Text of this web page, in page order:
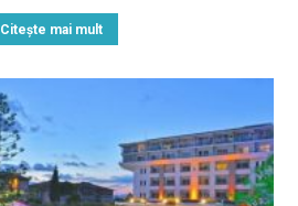
Citește mai mult